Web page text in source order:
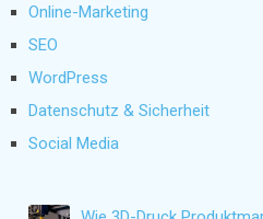
Online-Marketing
SEO
WordPress
Datenschutz & Sicherheit
Social Media